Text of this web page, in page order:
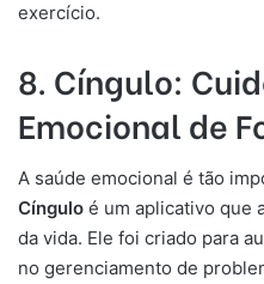
exercício.
8. Cíngulo:
Emocional de
A saúde emocional é tão
Cíngulo é um aplicativo que
da vida. Ele foi criado para
no gerenciamento de